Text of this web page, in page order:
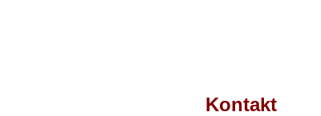
Kontakt